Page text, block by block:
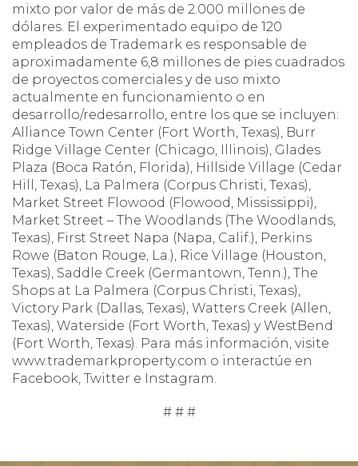
mixto por valor de más de 2.000 millones de
dólares. El experimentado equipo de 120
empleados de Trademark es responsable de
aproximadamente 6,8 millones de pies cuadrados
de proyectos comerciales y de uso mixto
actualmente en funcionamiento o en
desarrollo/redesarrollo, entre los que se incluyen:
Alliance Town Center (Fort Worth, Texas), Burr
Ridge Village Center (Chicago, Illinois), Glades
Plaza (Boca Ratón, Florida), Hillside Village (Cedar
Hill, Texas), La Palmera (Corpus Christi, Texas),
Market Street Flowood (Flowood, Mississippi),
Market Street – The Woodlands (The Woodlands,
Texas), First Street Napa (Napa, Calif.), Perkins
Rowe (Baton Rouge, La.), Rice Village (Houston,
Texas), Saddle Creek (Germantown, Tenn.), The
Shops at La Palmera (Corpus Christi, Texas),
Victory Park (Dallas, Texas), Watters Creek (Allen,
Texas), Waterside (Fort Worth, Texas) y WestBend
(Fort Worth, Texas). Para más información, visite
www.trademarkproperty.com o interactúe en
Facebook, Twitter e Instagram.
# # #